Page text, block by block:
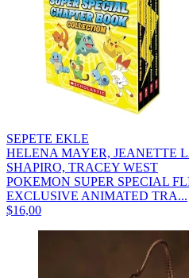
SEPETE EKLE
HELENA MAYER, JEANETTE
SHAPIRO, TRACEY WEST
POKEMON SUPER SPECIAL
EXCLUSIVE ANIMATED TRA...
$16,00